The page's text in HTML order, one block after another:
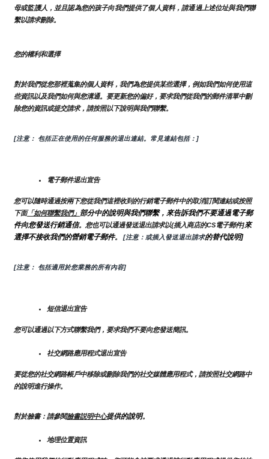
母或監護人，並且認為您的孩子向我們提供了個人資料，請通過上述位址與我們聯
繫以請求刪除。
您的權利和選擇
對於我們從您那裡蒐集的個人資料，我們為您提供某些選擇，例如我們如何使用這
些資訊以及我們如何與您溝通。要更新您的偏好，要求我們從我們的郵件清單中刪
除您的資訊或提交請求，請按照以下說明與我們聯繫。
[注意： 包括正在使用的任何服務的退出連結。常見連結包括：]
電子郵件退出宣告
您可以隨時通過按兩下您從我們這裡收到的行銷電子郵件中的取消訂閱連結或按照
下面「如何聯繫我們」 部分中的說明與我們聯繫，來告訴我們不要通過電子郵
件向您發送行銷通信。您也可以通過發送退出請求以{插入商店的CS電子郵件]來
選擇不接收我們的營銷電子郵件。 [注意：或插入發送退出請求的替代說明]
[注意： 包括適用於您業務的所有內容]
短信退出宣告
您可以通過以下方式聯繫我們，要求我們不要向您發送簡訊。
社交網路應用程式退出宣告
要從您的社交網路帳戶中移除或刪除我們的社交媒體應用程式，請按照社交網路中
的說明進行操作。
對於臉書：請參閱臉書説明中心提供的說明。
地理位置資訊